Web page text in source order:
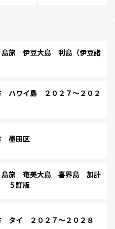
旅 伊豆大島 利島（伊豆諸
ハワイ島 ２０２７～２０２
墨田区
旅 奄美大島 喜界島 加計
５訂版
タイ ２０２７～２０２８